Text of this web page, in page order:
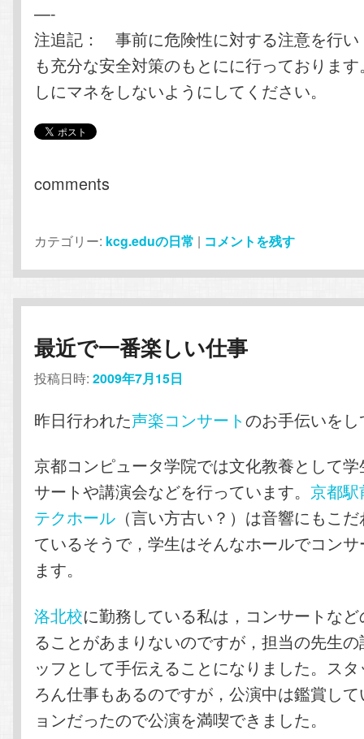
—-
注追記： 事前に危険性に対する注意を行い
も充分な安全対策のもとにに行っておりま
しにマネをしないようにしてください。
comments
カテゴリー: kcg.eduの日常 | コメントを残す
最近で一番楽しい仕事
投稿日時:2009年7月15日
昨日行われた声楽コンサートのお手伝いを
京都コンピュータ学院では文化教養として
サートや講演会などを行っています。 京都
テクホール （言い方古い？）は音響にもこ
ているそうで，学生はそんなホールでコン
ます。
洛北校に勤務している私は，コンサートな
ることがあまりないのですが，担当の先生
ッフとして手伝えることになりました。ス
ろん仕事もあるのですが，公演中は鑑賞し
ョンだったので公演を満喫できました。